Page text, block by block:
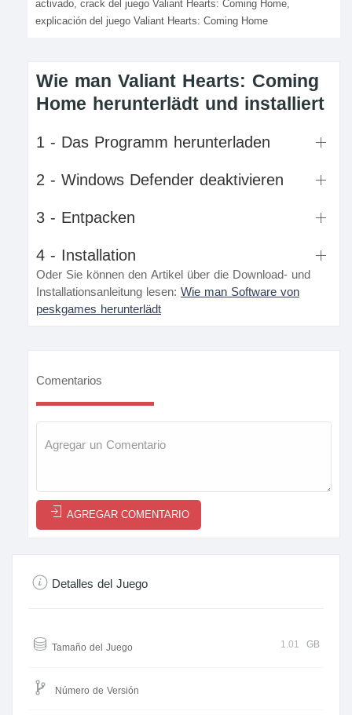
explicación del juego Valiant Hearts: Coming Home
Wie man Valiant Hearts: Coming
Home herunterlädt und installiert
1 - Das Programm herunterladen
2 - Windows Defender deaktivieren
3 - Entpacken
4 - Installation
Oder Sie können den Artikel über die Download- und
Installationsanleitung lesen: Wie man Software von
peskgames herunterlädt
Comentarios
AGREGAR COMENTARIO
Detalles del Juego
Tamaño del Juego 1.01 GB
Número de Versión